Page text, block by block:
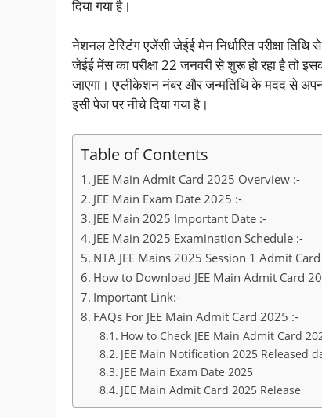
दिया गया है।
नेशनल टेस्टिंग एजेंसी जेईई मेन निर्धारित परीक्षा
जेईई मेंस का परीक्षा 22 जनवरी से शुरू हो रहा है तो
जाएगा। एप्लीकेशन नंबर और जन्मतिथि के मदद से
इसी पेज पर नीचे दिया गया है।
Table of Contents
JEE Main Admit Card 2025 Overview :-
JEE Main Exam Date 2025 :-
JEE Main 2025 Important Date :-
JEE Main 2025 Examination Schedule :-
NTA JEE Mains 2025 Session 1 Admit
How to Download JEE Main Admit Card
Important Link:-
FAQs For JEE Main Admit Card 2025 :-
How to Check JEE Main Admit Card
JEE Main Notification 2025 Released
JEE Main Exam Date 2025
JEE Main Admit Card 2025 Release